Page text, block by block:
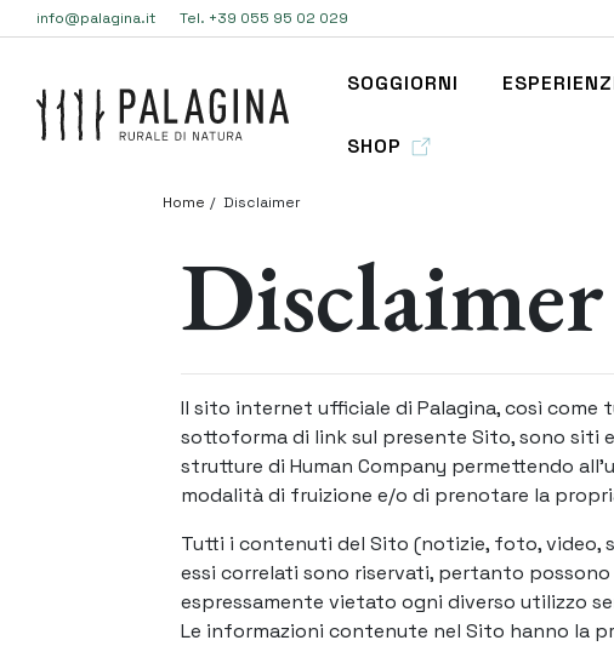
info@palagina.it Tel. +39 055 95 02 029
SOGGIORNI
SHOP
Home Disclaimer
Disclaimer
Il sito internet ufficiale di Palagina, così
sottoforma di link sul presente Sito, sono siti
strutture di Human Company permettendo
modalità di fruizione e/o di prenotare la
Tutti i contenuti del Sito (notizie, foto, video,
essi correlati sono riservati, pertanto
espressamente vietato ogni diverso utilizzo
Le informazioni contenute nel Sito hanno la